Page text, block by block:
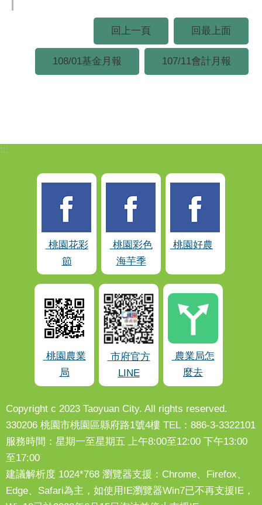
回上一頁 回最上面
108/01基金月報 107/11會計月報
:::
桃園花彩
節
桃園彩色
海芋季
桃園好農
桃園農業
局
市府官方
LINE
農業局怎
麼去
Copyright c 2023 Taoyuan City. All rights reserved.
330206 桃園市桃園區縣府路1號4樓 TEL：886-3-3322101
服務時間：星期一至星期五 上午8:00至12:00 下午13:00
至17:00
建議解析度 1024*768 瀏覽器支援：Chrome、Firefox、
Edge、Safari為主，如使用IE瀏覽器Win7已不再支援IE，